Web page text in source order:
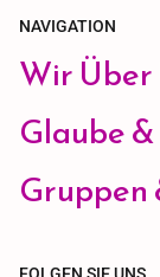
NAVIGATION
Wir Über
Glaube
Gruppen
FOLGEN SIE UNS